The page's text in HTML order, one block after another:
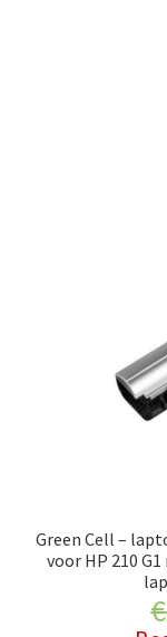
Green Cell –
voor HP 210
€